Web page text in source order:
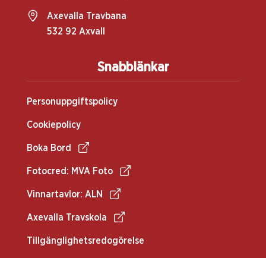
Snabblänkar
Personuppgiftspolicy
Cookiepolicy
Boka Bord
Fotocred: MVA Foto
Vinnartavlor: ALN
Axevalla Travskola
Tillgänglighetsredogörelse
Axevalla Travbana
532 92 Axvall